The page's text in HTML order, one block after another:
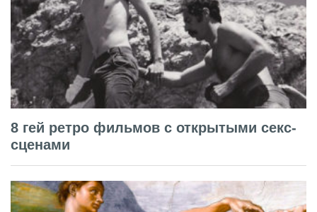
8 гей ретро фильмов с открытыми секс-
сценами